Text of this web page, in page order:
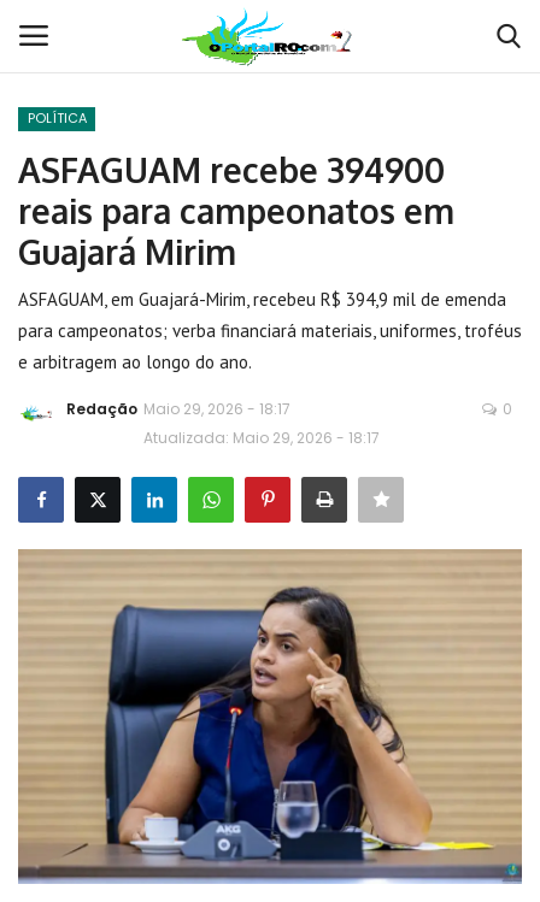
Home
POLÍTICA
Contato
MUNDO
POLÍTICA
ASFAGUAM recebe 394900
reais para campeonatos em
Guajará Mirim
ASFAGUAM, em Guajará-Mirim, recebeu R$ 394,9 mil de emenda
para campeonatos; verba financiará materiais, uniformes, troféus
e arbitragem ao longo do ano.
Redação Maio 29, 2026 - 18:17
Atualizada: Maio 29, 2026 - 18:17
0